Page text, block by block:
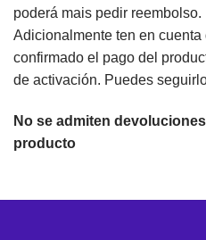
poderá mais pedir reembolso.
Adicionalmente ten en
confirmado el pago del
de activación. Puedes
No se admiten
producto